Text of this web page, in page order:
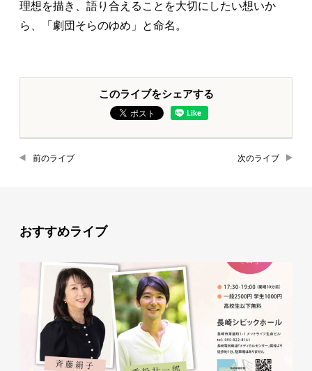
理想を描き、語り合えることを大切にしたい想いか
ら、「劇団そらのゆめ」と命名。
このライブをシェアする
前のライブ 次のライブ
おすすめライブ